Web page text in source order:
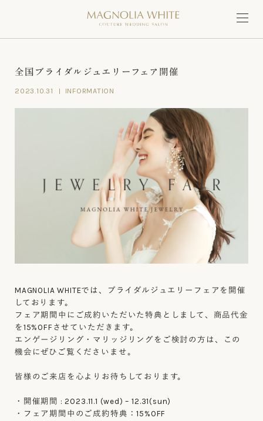
全国ブライダルジュエリーフェア開催
2023.10.31 INFORMATION
MAGNOLIA WHITEでは、
ブライダルジュエリーフェアを開催
しております。
フェア期間中にご成約いただいた特典としまして、 商品代金
を15%OFFさせていただきます。
エンゲージリング・マリッジリングをご検討の方は、
この
機会にぜひご覧くださいませ。
皆様のご来店を心よりお待ちしております。
・開催期間 : 2023.11.1 (wed) – 12.31(sun)
・フェア期間中のご成約特典：15%OFF